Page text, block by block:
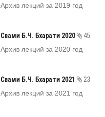
Архив лекций за 2019 год
Свами Б.Ч. Бхарати 2020
45
Архив лекций за 2020 год
Свами Б.Ч. Бхарати 2021
23
Архив лекций за 2021 год